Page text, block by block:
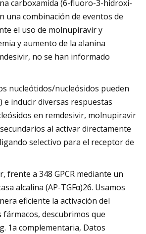
carboxamida (6-fluoro-3-hidroxi-
una combinación de eventos de
el uso de molnupiravir y
y aumento de la alanina
no se han informado
nucleótidos/nucleósidos pueden
e inducir diversas respuestas
en remdesivir, molnupiravir
al activar directamente
selectivo para el receptor de
frente a 348 GPCR mediante un
alcalina (AP-TGFα)26. Usamos
eficiente la activación del
descubrimos que
1a complementaria, Datos